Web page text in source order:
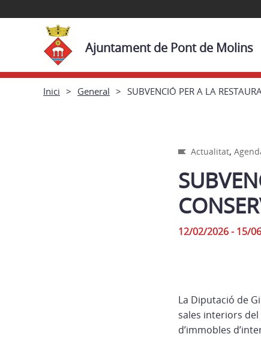
Ajuntament de Pont de Molins
Inici General SUBVENCIÓ PER A LA
Actualitat,
12/02/2026 - 15/
La Diputació de
sales interiors
d’immobles